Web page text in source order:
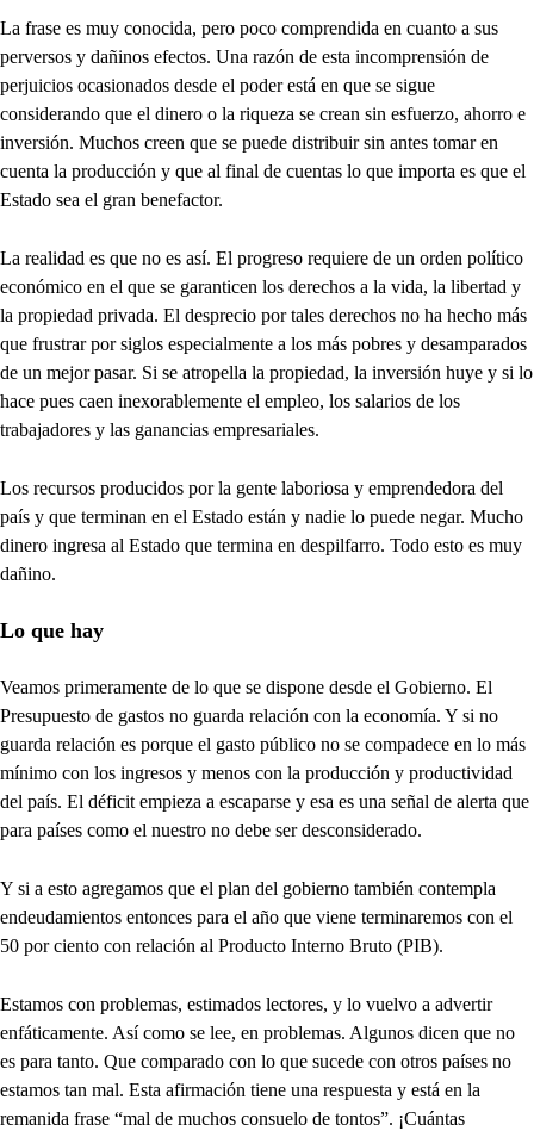
La frase es muy conocida, pero poco comprendida en cuanto a sus
perversos y dañinos efectos. Una razón de esta incomprensión de
perjuicios ocasionados desde el poder está en que se sigue
considerando que el dinero o la riqueza se crean sin esfuerzo, ahorro e
inversión. Muchos creen que se puede distribuir sin antes tomar en
cuenta la producción y que al final de cuentas lo que importa es que el
Estado sea el gran benefactor.
La realidad es que no es así. El progreso requiere de un orden político
económico en el que se garanticen los derechos a la vida, la libertad y
la propiedad privada. El desprecio por tales derechos no ha hecho más
que frustrar por siglos especialmente a los más pobres y desamparados
de un mejor pasar. Si se atropella la propiedad, la inversión huye y si lo
hace pues caen inexorablemente el empleo, los salarios de los
trabajadores y las ganancias empresariales.
Los recursos producidos por la gente laboriosa y emprendedora del
país y que terminan en el Estado están y nadie lo puede negar. Mucho
dinero ingresa al Estado que termina en despilfarro. Todo esto es muy
dañino.
Lo que hay
Veamos primeramente de lo que se dispone desde el Gobierno. El
Presupuesto de gastos no guarda relación con la economía. Y si no
guarda relación es porque el gasto público no se compadece en lo más
mínimo con los ingresos y menos con la producción y productividad
del país. El déficit empieza a escaparse y esa es una señal de alerta que
para países como el nuestro no debe ser desconsiderado.
Y si a esto agregamos que el plan del gobierno también contempla
endeudamientos entonces para el año que viene terminaremos con el
50 por ciento con relación al Producto Interno Bruto (PIB).
Estamos con problemas, estimados lectores, y lo vuelvo a advertir
enfáticamente. Así como se lee, en problemas. Algunos dicen que no
es para tanto. Que comparado con lo que sucede con otros países no
estamos tan mal. Esta afirmación tiene una respuesta y está en la
remanida frase “mal de muchos consuelo de tontos”. ¡Cuántas